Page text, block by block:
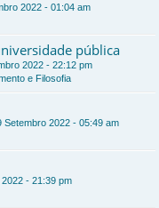
2022 - 01:04 am
pública
2022 - 22:12 pm
e Filosofia
Setembro 2022 - 05:49 am
- 21:39 pm